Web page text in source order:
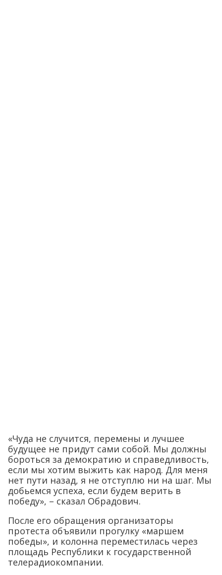
«Чуда не случится, перемены и лучшее
будущее не придут сами собой. Мы должны
бороться за демократию и справедливость,
если мы хотим выжить как народ. Для меня
нет пути назад, я не отступлю ни на шаг. Мы
добьемся успеха, если будем верить в
победу», – сказал Обрадович.
После его обращения организаторы
протеста объявили прогулку «маршем
победы», и колонна переместилась через
площадь Республики к государственной
телерадиокомпании.